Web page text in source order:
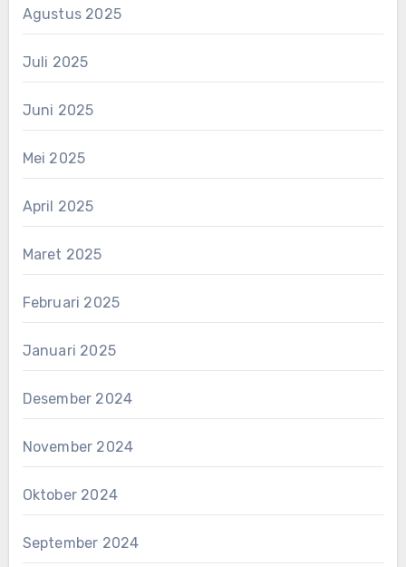
Agustus 2025
Juli 2025
Juni 2025
Mei 2025
April 2025
Maret 2025
Februari 2025
Januari 2025
Desember 2024
November 2024
Oktober 2024
September 2024